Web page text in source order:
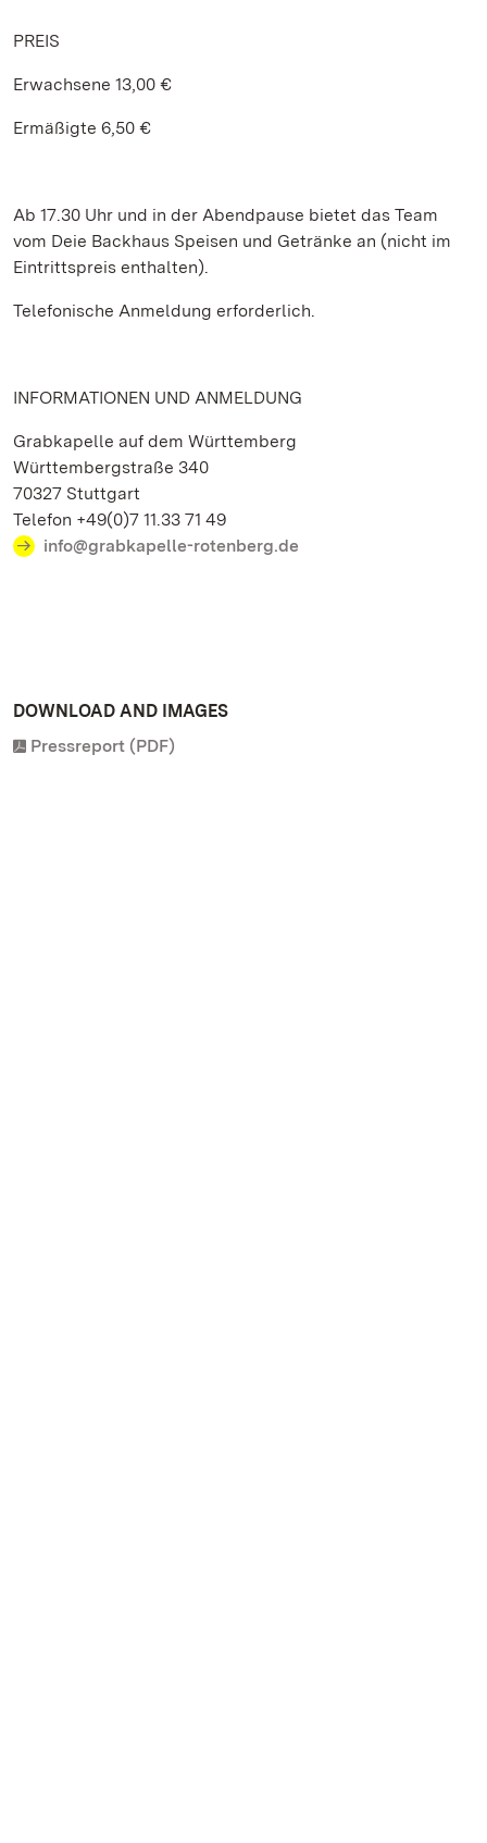
PREIS
Erwachsene 13,00 €
Ermäßigte 6,50 €
Ab 17.30 Uhr und in der Abendpause bietet das Team
vom Deie Backhaus Speisen und Getränke an (nicht im
Eintrittspreis enthalten).
Telefonische Anmeldung erforderlich.
INFORMATIONEN UND ANMELDUNG
Grabkapelle auf dem Württemberg
Württembergstraße 340
70327 Stuttgart
Telefon +49(0)7 11.33 71 49
info@grabkapelle-rotenberg.de
DOWNLOAD AND IMAGES
Pressreport (PDF)